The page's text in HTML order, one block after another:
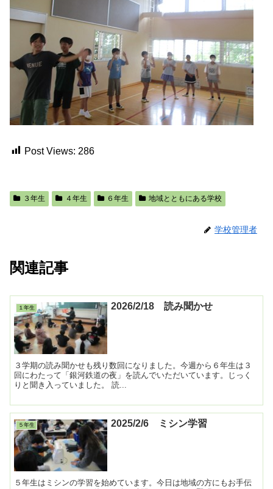
Post Views: 286
３年生 ４年生 ６年生 地域とともにある学校
学校管理者
関連記事
１年生 2026/2/18 読み聞かせ
３学期の読み聞かせも残り数回になりました。今週から６年生は３
回にわたって「銀河鉄道の夜」を読んでいただいています。じっく
りと聞き入っていました。 読...
５年生 2025/2/6 ミシン学習
５年生はミシンの学習を始めています。今日は地域の方にもお手伝